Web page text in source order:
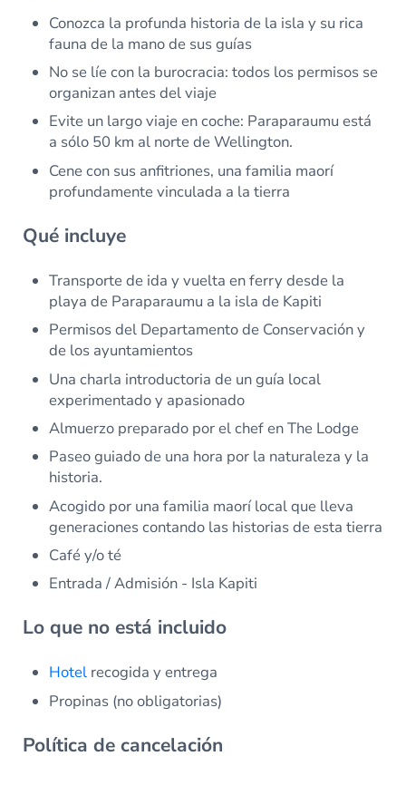
Conozca la profunda historia de la isla y su rica
fauna de la mano de sus guías
No se líe con la burocracia: todos los permisos se
organizan antes del viaje
Evite un largo viaje en coche: Paraparaumu está
a sólo 50 km al norte de Wellington.
Cene con sus anfitriones, una familia maorí
profundamente vinculada a la tierra
Qué incluye
Transporte de ida y vuelta en ferry desde la
playa de Paraparaumu a la isla de Kapiti
Permisos del Departamento de Conservación y
de los ayuntamientos
Una charla introductoria de un guía local
experimentado y apasionado
Almuerzo preparado por el chef en The Lodge
Paseo guiado de una hora por la naturaleza y la
historia.
Acogido por una familia maorí local que lleva
generaciones contando las historias de esta tierra
Café y/o té
Entrada / Admisión - Isla Kapiti
Lo que no está incluido
Hotel recogida y entrega
Propinas (no obligatorias)
Política de cancelación